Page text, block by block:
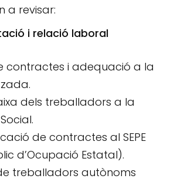
a revisar:
i relació laboral
contractes i adequació a la
dels treballadors a la
de contractes al SEPE
d’Ocupació Estatal).
treballadors autònoms